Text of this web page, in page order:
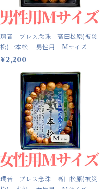
環音 ブレス念珠 高田松原(被災
松)一本松 男性用 Mサイズ
¥2,200
環音 ブレス念珠 高田松原(被災